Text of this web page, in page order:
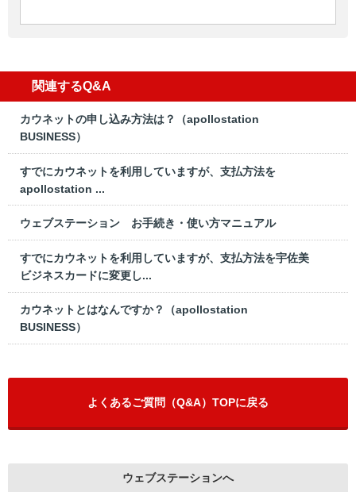
関連するQ&A
カウネットの申し込み方法は？（apollostation
BUSINESS）
すでにカウネットを利用していますが、支払方法を
apollostation ...
ウェブステーション お手続き・使い方マニュアル
すでにカウネットを利用していますが、支払方法を宇佐美
ビジネスカードに変更し...
カウネットとはなんですか？（apollostation
BUSINESS）
よくあるご質問（Q&A）TOPに戻る
ウェブステーションへ